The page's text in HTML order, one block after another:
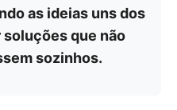
as ideias uns dos
que não
sozinhos.